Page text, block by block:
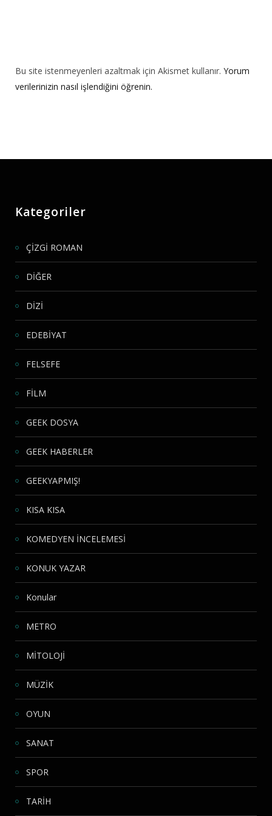
Bu site istenmeyenleri azaltmak için Akismet kullanır. Yorum
verilerinizin nasıl işlendiğini öğrenin.
Kategoriler
ÇİZGİ ROMAN
DİĞER
DİZİ
EDEBİYAT
FELSEFE
FİLM
GEEK DOSYA
GEEK HABERLER
GEEKYAPMIŞ!
KISA KISA
KOMEDYEN İNCELEMESİ
KONUK YAZAR
Konular
METRO
MİTOLOJİ
MÜZİK
OYUN
SANAT
SPOR
TARİH